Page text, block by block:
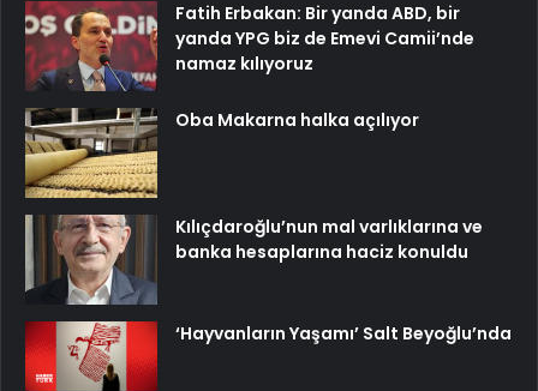
Fatih Erbakan: Bir yanda ABD, bir
yanda YPG biz de Emevi Camii’nde
namaz kılıyoruz
Oba Makarna halka açılıyor
Kılıçdaroğlu’nun mal varlıklarına ve
banka hesaplarına haciz konuldu
‘Hayvanların Yaşamı’ Salt Beyoğlu’nda